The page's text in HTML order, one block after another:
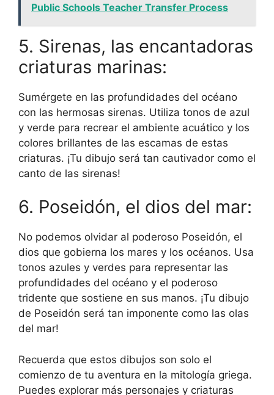
Public Schools Teacher Transfer Process
5. Sirenas, las encantadoras
criaturas marinas:
Sumérgete en las profundidades del océano
con las hermosas sirenas. Utiliza tonos de azul
y verde para recrear el ambiente acuático y los
colores brillantes de las escamas de estas
criaturas. ¡Tu dibujo será tan cautivador como el
canto de las sirenas!
6. Poseidón, el dios del mar:
No podemos olvidar al poderoso Poseidón, el
dios que gobierna los mares y los océanos. Usa
tonos azules y verdes para representar las
profundidades del océano y el poderoso
tridente que sostiene en sus manos. ¡Tu dibujo
de Poseidón será tan imponente como las olas
del mar!
Recuerda que estos dibujos son solo el
comienzo de tu aventura en la mitología griega.
Puedes explorar más personajes y criaturas